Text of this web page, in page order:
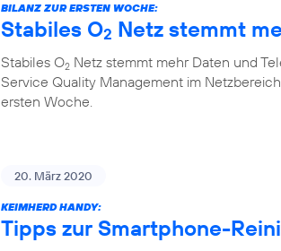
BILANZ ZUR ERSTEN WOCHE:
Stabiles O2 Netz stemmt
Stabiles O2 Netz stemmt mehr Daten und
Service Quality Management im
ersten Woche.
20. März 2020
KEIMHERD HANDY:
Tipps zur Smartphone-